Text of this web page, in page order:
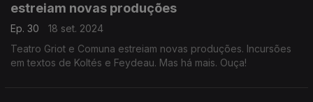
estreiam novas produções
Ep. 30
18 set. 2024
Teatro Griot e Comuna estreiam novas produções. Incursões
em textos de Koltés e Feydeau. Mas há mais. Ouça!